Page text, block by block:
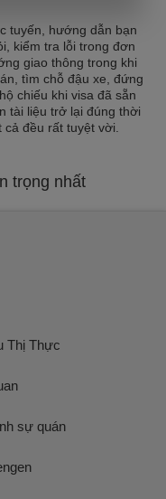
tuyến, hướng dẫn bạn
kiểm tra lỗi trong đơn
giao thông trong khi
tìm chỗ đậu xe, đứng
chiếu khi visa đã sẵn
tài liệu trở lại đúng thời
đều rất tuyệt vời.
trọng nhất
Thị Thực
sự quán